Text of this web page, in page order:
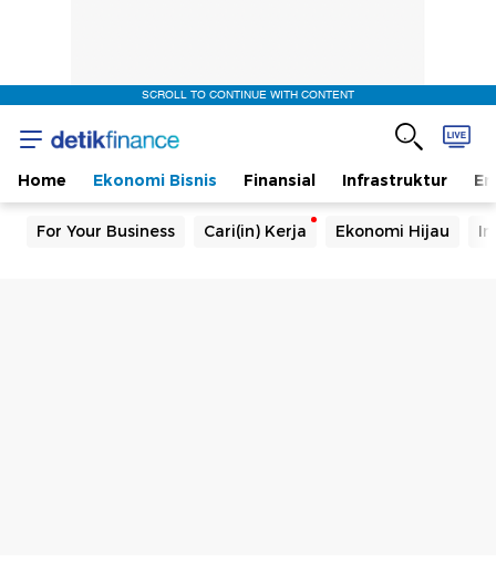
SCROLL TO CONTINUE WITH CONTENT
Home Ekonomi Bisnis Finansial Infrastruktur
For Your Business Cari(in) Kerja Ekonomi Hijau